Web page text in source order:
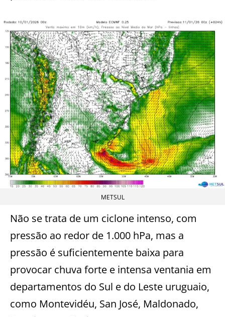
METSUL
Não se trata de um ciclone intenso, com
pressão ao redor de 1.000 hPa, mas a
pressão é suficientemente baixa para
provocar chuva forte e intensa ventania em
departamentos do Sul e do Leste uruguaio,
como Montevidéu, San José, Maldonado,